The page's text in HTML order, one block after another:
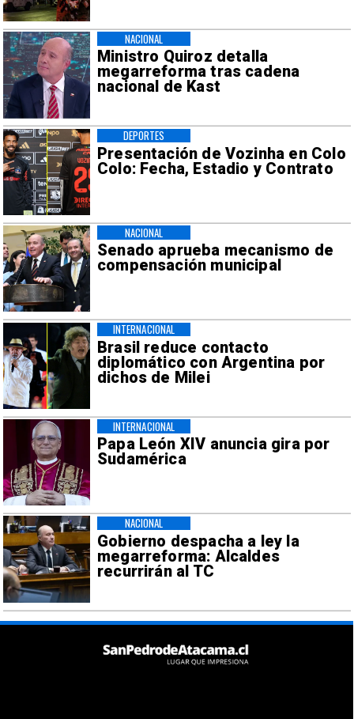
Ministro Quiroz detalla
megarreforma tras cadena
nacional de Kast
NACIONAL
Presentación de Vozinha en Colo
Colo: Fecha, Estadio y Contrato
DEPORTES
Senado aprueba mecanismo de
compensación municipal
NACIONAL
Brasil reduce contacto
diplomático con Argentina por
dichos de Milei
INTERNACIONAL
Papa León XIV anuncia gira por
Sudamérica
INTERNACIONAL
Gobierno despacha a ley la
megarreforma: Alcaldes
recurrirán al TC
NACIONAL